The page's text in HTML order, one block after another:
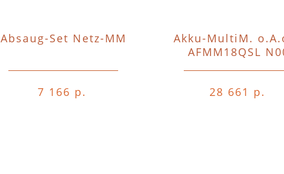
Absaug-Set Netz-MM
7 166 р.
Akku-MultiM.
AFMM18QSL
28 661 р.